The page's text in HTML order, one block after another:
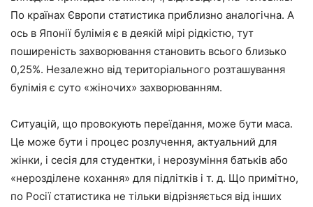
По країнах Європи статистика приблизно аналогічна. А
ось в Японії булімія є в деякій мірі рідкістю, тут
поширеність захворювання становить всього близько
0,25%. Незалежно від територіального розташування
булімія є суто «жіночих» захворюванням.
Ситуацій, що провокують переїдання, може бути маса.
Це може бути і процес розлучення, актуальний для
жінки, і сесія для студентки, і нерозуміння батьків або
«нерозділене кохання» для підлітків і т. д. Що примітно,
по Росії статистика не тільки відрізняється від інших